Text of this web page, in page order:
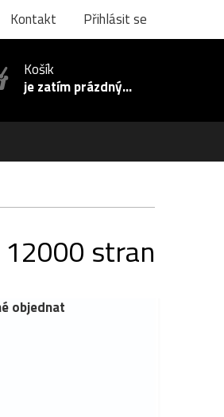
Kontakt Přihlásit se
Košík
je zatím prázdný...
stran
objednat